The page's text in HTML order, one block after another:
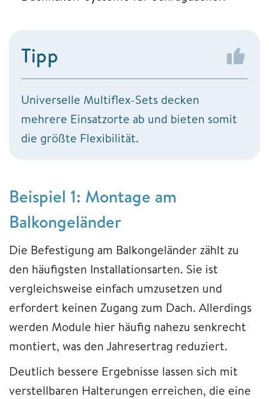
Tipp
Universelle Multiflex-Sets decken
mehrere Einsatzorte ab und bieten somit
die größte Flexibilität.
Beispiel 1: Montage am
Balkongeländer
Die Befestigung am Balkongeländer zählt zu
den häufigsten Installationsarten. Sie ist
vergleichsweise einfach umzusetzen und
erfordert keinen Zugang zum Dach. Allerdings
werden Module hier häufig nahezu senkrecht
montiert, was den Jahresertrag reduziert.
Deutlich bessere Ergebnisse lassen sich mit
verstellbaren Halterungen erreichen, die eine